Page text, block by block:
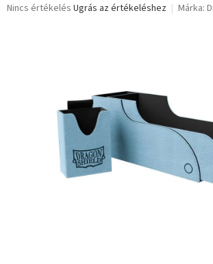
A
Nincs értékelés Ugrás az értékeléshez Márka: